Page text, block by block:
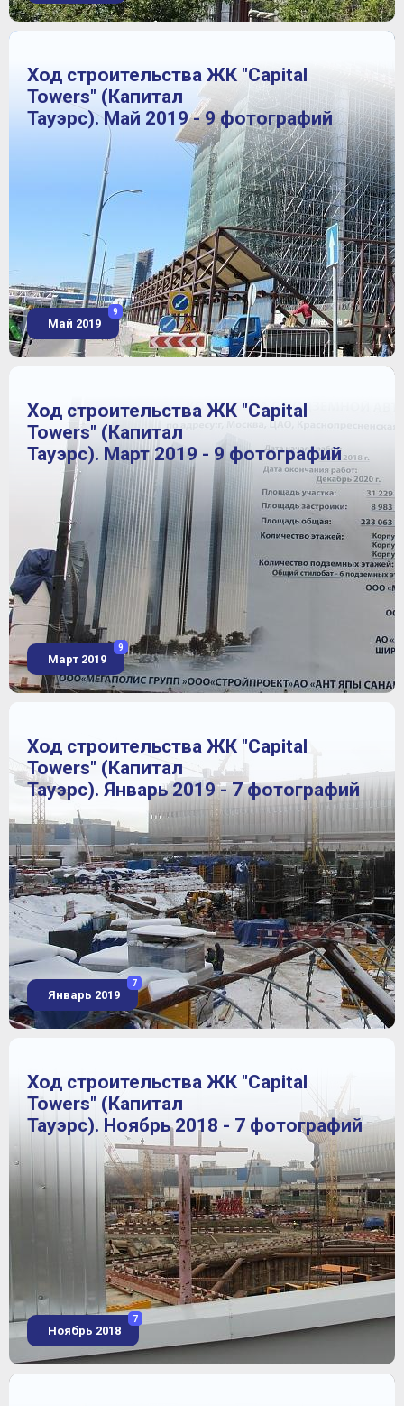
Ход строительства ЖК "Capital
Towers" (Капитал
Тауэрс). Май 2019 - 9 фотографий
Май 2019
9
Ход строительства ЖК "Capital
Towers" (Капитал
Тауэрс). Март 2019 - 9 фотографий
Март 2019
9
Ход строительства ЖК "Capital
Towers" (Капитал
Тауэрс). Январь 2019 - 7 фотографий
Январь 2019
7
Ход строительства ЖК "Capital
Towers" (Капитал
Тауэрс). Ноябрь 2018 - 7 фотографий
Ноябрь 2018
7